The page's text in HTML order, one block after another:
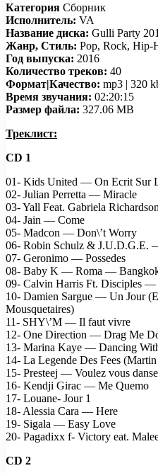
Категория Сборник
Исполнитель: VA
Название диска: Gulli Party
Жанр, Стиль: Pop, Rock, Hip-
Год выпуска: 2016
Количество треков: 40
Формат|Качество: mp3 | 320
Время звучания: 02:20:15
Размер файла: 327.06 MB
Треклист:
CD 1
01- Kids United — On Ecrit Sur
02- Julian Perretta — Miracle
03- Yall Feat. Gabriela
04- Jain — Come
05- Madcon — Don\’t Worry
06- Robin Schulz & J.U.D.G.E.
07- Geronimo — Possedes
08- Baby K — Roma — Bangkok
09- Calvin Harris Ft. Disciples
10- Damien Sargue — Un Jour
Mousquetaires)
11- SHY\’M — Il faut vivre
12- One Direction — Drag Me
13- Marina Kaye — Dancing
14- La Legende Des Fees
15- Presteej — Voulez vous
16- Kendji Girac — Me Quemo
17- Louane- Jour 1
18- Alessia Cara — Here
19- Sigala — Easy Love
20- Pagadixx f- Victory eat.
CD 2